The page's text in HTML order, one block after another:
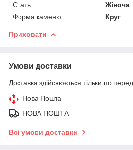
Стать
Жіноча
Форма каменю
Круг
Приховати
Умови доставки
Доставка здійснюється тільки по
Нова Пошта
НОВА ПОШТА
Всі умови доставки